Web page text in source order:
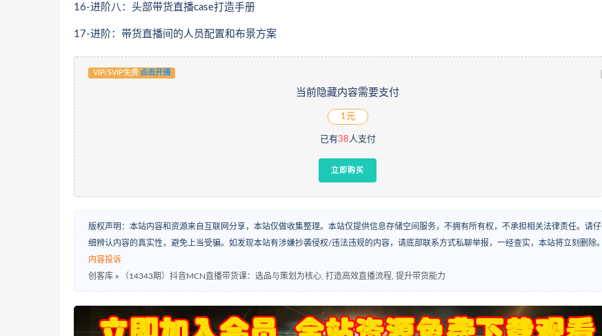
16-进阶八：头部带货直播case打造手册
17-进阶：带货直播间的人员配置和布景方案
VIP/SVIP免费 点击开通
当前隐藏内容需要支付
1元
已有38人支付
立即购买
版权声明：本站内容和资源来自互联网分享，本站仅做收集整理。本站仅提供信息存储空间服务，不拥有所有权，不承担相关法律责任。请仔
细辨认内容的真实性，避免上当受骗。如发现本站有涉嫌抄袭侵权/违法违规的内容，请底部联系方式私聊举报，一经查实，本站将立刻删除。
内容投诉
创客库 » （14343期）抖音MCN直播带货课：选品与策划为核心, 打造高效直播流程, 提升带货能力